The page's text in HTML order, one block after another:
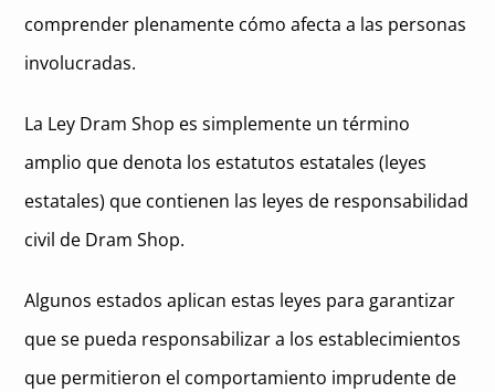
comprender plenamente cómo afecta a las personas
involucradas.
La Ley Dram Shop es simplemente un término
amplio que denota los estatutos estatales (leyes
estatales) que contienen las leyes de responsabilidad
civil de Dram Shop.
Algunos estados aplican estas leyes para garantizar
que se pueda responsabilizar a los establecimientos
que permitieron el comportamiento imprudente de